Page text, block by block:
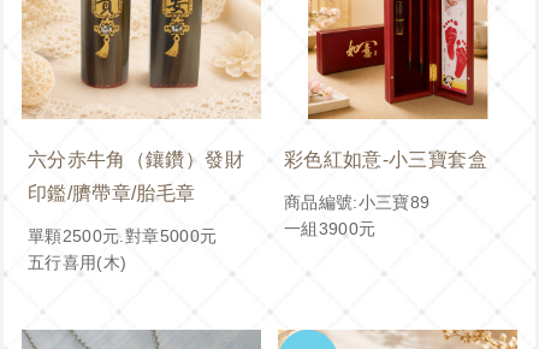
六分赤牛角（鑲鑽）發財
印鑑/臍帶章/胎毛章
單顆2500元.對章5000元
五行喜用(木)
彩色紅如意-小三寶套盒
商品編號:小三寶89
一組3900元